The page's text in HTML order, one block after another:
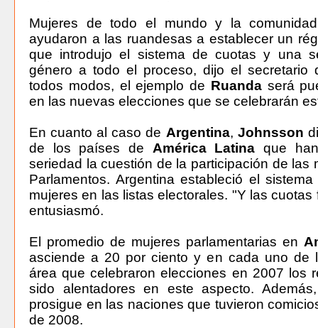
Mujeres de todo el mundo y la comunidad
ayudaron a las ruandesas a establecer un
que introdujo el sistema de cuotas y una
género a todo el proceso, dijo el
todos modos, el ejemplo de Ruandaserá
en las nuevas elecciones que se celebrarán
En cuanto al caso de Argentina, Johnsson
de los países de América Latina que
seriedad la cuestión de la participación de las
Parlamentos. Argentina estableció el
mujeres en las listas electorales. "Y las cuotas
entusiasmó.
El promedio de mujeres parlamentarias en
asciende a 20 por ciento y en cada uno de
área que celebraron elecciones en 2007 los
sido alentadores en este aspecto.
prosigue en las naciones que tuvieron
de 2008.